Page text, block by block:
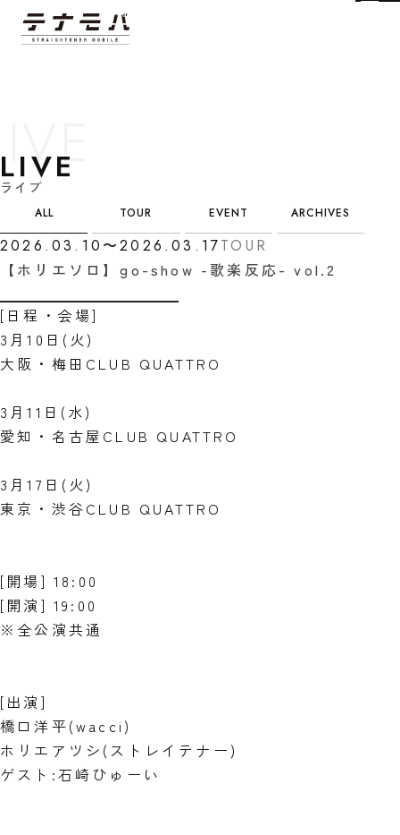
LIVE
ライブ
カテゴリ選択
ALL TOUR EVENT ARCHIVES
2026.03.10〜2026.03.17TOUR
【ホリエソロ】go-show -歌楽反応- vol.2
[日程・会場]
3月10日(火)
大阪・梅田CLUB QUATTRO
3月11日(水)
愛知・名古屋CLUB QUATTRO
3月17日(火)
東京・渋谷CLUB QUATTRO
[開場] 18:00
[開演] 19:00
※全公演共通
[出演]
橋口洋平(wacci)
ホリエアツシ(ストレイテナー)
ゲスト:石崎ひゅーい